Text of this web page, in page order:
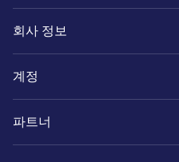
회사 정보
계정
파트너